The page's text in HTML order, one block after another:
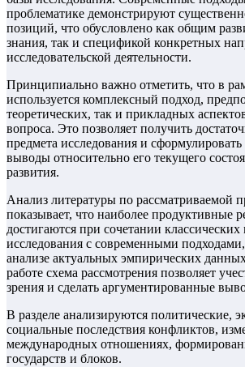
проблематике демонстрируют
позиций, что обусловлено как общим
знания, так и спецификой конкретных
исследовательской деятельности.
Принципиально важно отметить, что в
используется комплексный подход,
теоретических, так и прикладных
вопроса. Это позволяет получить
предмета исследования и
выводы относительно его текущего
развития.
Анализ литературы по рассматриваемой
показывает, что наиболее продуктивные
достигаются при сочетании классических
исследования с современными
анализе актуальных эмпирических
работе схема рассмотрения позволяет
зрения и сделать аргументированные
В разделе анализируются политические,
социальные последствия конфликтов,
международных отношениях,
государств и блоков.